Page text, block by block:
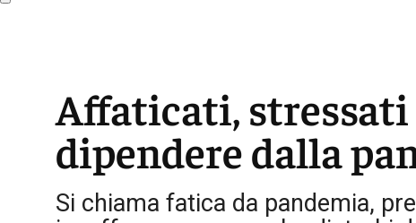
Affaticati, stressati
dipendere dalla
Si chiama fatica da pandemia,